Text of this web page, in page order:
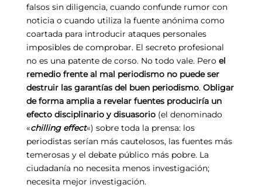
falsos sin diligencia, cuando confunde rumor con
noticia o cuando utiliza la fuente anónima como
coartada para introducir ataques personales
imposibles de comprobar. El secreto profesional
no es una patente de corso. No todo vale. Pero el
remedio frente al mal periodismo no puede ser
destruir las garantías del buen periodismo. Obligar
de forma amplia a revelar fuentes produciría un
efecto disciplinario y disuasorio(el denominado
«chilling effect«) sobre toda la prensa: los
periodistas serían más cautelosos, las fuentes más
temerosas y el debate público más pobre. La
ciudadanía no necesita menos investigación;
necesita mejor investigación.